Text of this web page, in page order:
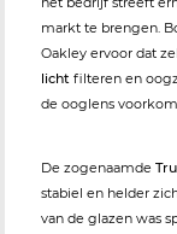
markt te brengen.
Oakley ervoor dat
licht filteren en
de ooglens
De zogenaamde
stabiel en helder
van de glazen was